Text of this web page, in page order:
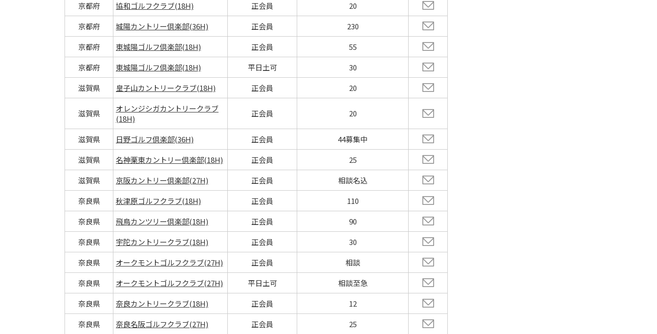
京都府
協和ゴルフクラブ(18H) 正会員
20
京都府
城陽カントリー倶楽部(36H) 正会員
230
京都府
東城陽ゴルフ倶楽部(18H) 正会員
55
京都府
東城陽ゴルフ倶楽部(18H) 平日土可
30
滋賀県
皇子山カントリークラブ(18H) 正会員 20
滋賀県
オレンジシガカントリークラブ
(18H)
正会員 20
滋賀県 日野ゴルフ倶楽部(36H) 正会員
44募集中
滋賀県
名神栗東カントリー倶楽部(18H) 正会員
25
滋賀県
京阪カントリー倶楽部(27H) 正会員
相談名込
奈良県
秋津原ゴルフクラブ(18H) 正会員
110
奈良県
飛鳥カンツリー倶楽部(18H) 正会員
90
奈良県
宇陀カントリークラブ(18H) 正会員
30
奈良県
オークモントゴルフクラブ(27H) 正会員
相談
奈良県
オークモントゴルフクラブ(27H) 平日土可
相談至急
奈良県
奈良カントリークラブ(18H) 正会員
12
奈良県
奈良名阪ゴルフクラブ(27H) 正会員 25